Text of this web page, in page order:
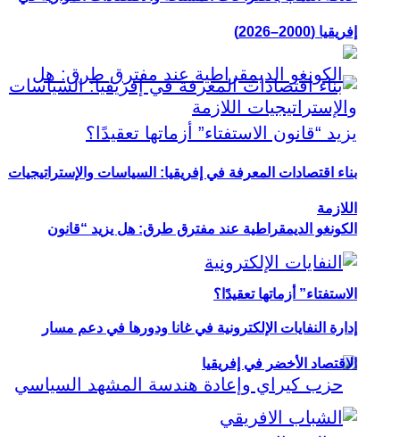
الكونغو الديمقراطية عند مفترق طرق: هل يزيد “قانون
الاستفتاء” أزماتها تعقيدًا؟
إفريقيا (2000–2026)
بناء اقتصادات المعرفة في إفريقيا: السياسات والإستراتيجيات
اللازمة
إدارة النفايات الإلكترونية في غانا ودورها في دعم مسار
الاقتصاد الأخضر في إفريقيا